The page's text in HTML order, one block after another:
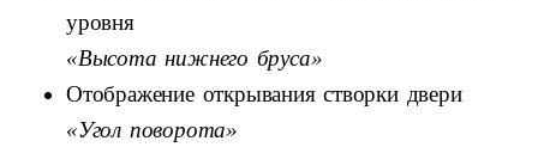
уровня
«Высота нижнего бруса»
Отображение открывания створки двери
«Угол поворота»